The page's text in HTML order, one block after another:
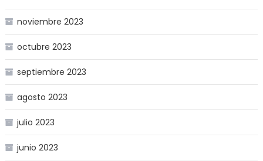
noviembre 2023
octubre 2023
septiembre 2023
agosto 2023
julio 2023
junio 2023